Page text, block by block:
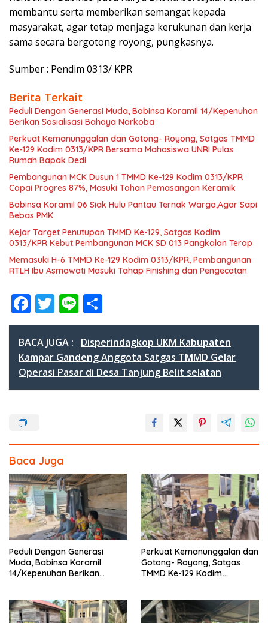
membantu serta memberikan semangat kepada
masyarakat, agar tetap menjaga kerukunan dan kerja
sama secara bergotong royong, pungkasnya.
Sumber : Pendim 0313/ KPR
Berita Terkait
Peduli Dengan Generasi Muda, Babinsa Koramil 14/Kepenuhan
Berikan Sosialisasi Bahaya Narkoba
Perkuat Kemanunggalan dan Gotong- Royong, Satgas TMMD
Ke-129 Kodim 0313/KPR Bersama Mahasiswa UNRI Pulas
Rumah Bapak Dedi
Pembangunan MCK Dusun 1 TMMD Ke-129 Kodim 0313/KPR
Capai Progres 87%, Masuki Tahan Pemasangan Keramik
Babinsa Koramil 06 Siak Hulu Pantau Ternak Warga,Agar Sapi
Bebas PMK
Kejar Target Penutupan TMMD Ke-129, Satgas Kodim
0313/KPR Kebut Pembangunan MCK SD 013 Pangkalan Terap
Memasuki H-6 TMMD Ke-129 Kodim 0313/KPR, Pembangunan
RTLH Ibu Asmawati Masuki Tahap Finishing dan Pengecatan
F
ac
e
b
o
T
w
itt
er
Li
n
e
h
ar
e
BACA JUGA :
Disperindagkop UKM Kabupaten
Kampar Gandeng Anggota Satgas TMMD Gelar
Operasi Pasar di Desa Tanjung Belit selatan
Baca Juga
Peduli Dengan Generasi
Muda, Babinsa Koramil
14/Kepenuhan Berikan
Perkuat Kemanunggalan dan
Gotong- Royong, Satgas
TMMD Ke-129 Kodim
Rumah Bapak Dedi